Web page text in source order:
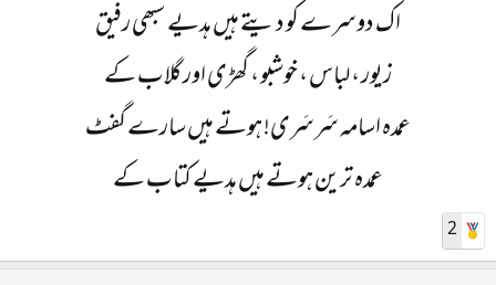
اک دوسرے کو دیتے ہیں ہدیے سبھی رفیق
زیور ، لباس ، خوشبو ، گھڑی اور گلاب کے
عمدہ اسامہ سَرسَری! ہوتے ہیں سارے گفٹ
عمدہ ترین ہوتے ہیں ہدیے کتاب کے
2